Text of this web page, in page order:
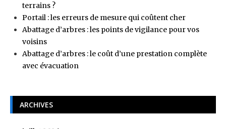
terrains ?
Portail : les erreurs de mesure qui coûtent cher
Abattage d’arbres : les points de vigilance pour vos
voisins
Abattage d’arbres : le coût d’une prestation complète
avec évacuation
ARCHIVES